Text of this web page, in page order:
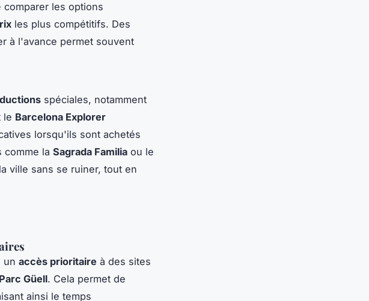
les options
les plus compétitifs. Des
à l'avance permet souvent
spéciales, notamment
le Barcelona Explorer
lorsqu'ils sont achetés
comme la Sagrada Familia ou le
ville sans se ruiner, tout en
un accès prioritaire à des sites
Parc Güell. Cela permet de
ainsi le temps